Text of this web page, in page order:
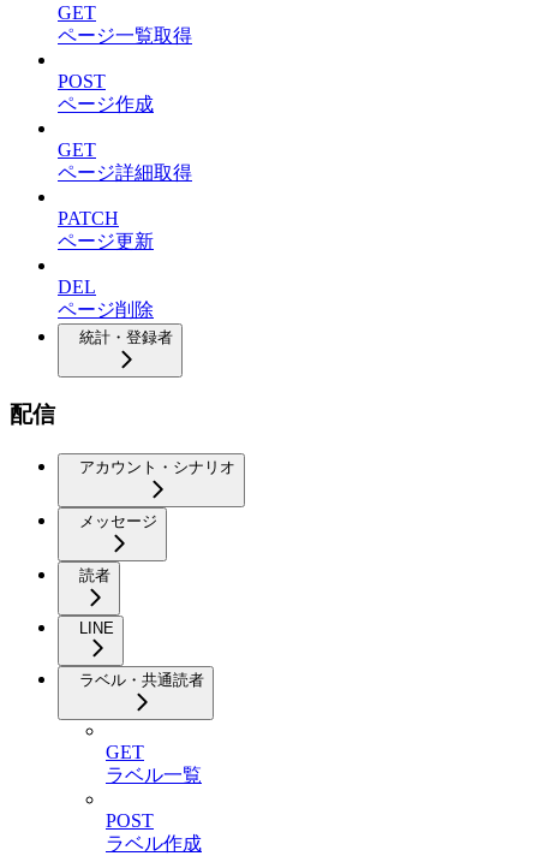
GET
ページ一覧取得
POST
ページ作成
GET
ページ詳細取得
PATCH
ページ更新
DEL
ページ削除
統計・登録者
配信
アカウント・シナリオ
メッセージ
読者
LINE
ラベル・共通読者
GET
ラベル一覧
POST
ラベル作成